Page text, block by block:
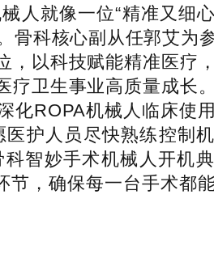
人就像一位“精准又细
骨科核心副从任郭艾为
，以科技赋能精准医疗
疗卫生事业高质量成长
化ROPA机械人临床使
护人员尽快熟练控制
智妙手术机械人开机
节，确保每一台手术都